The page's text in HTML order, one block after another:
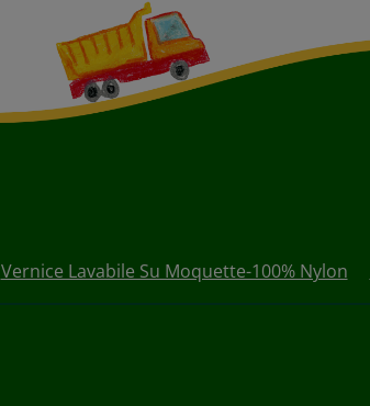
Vernice Lavabile Su Moquette-100% Nylon